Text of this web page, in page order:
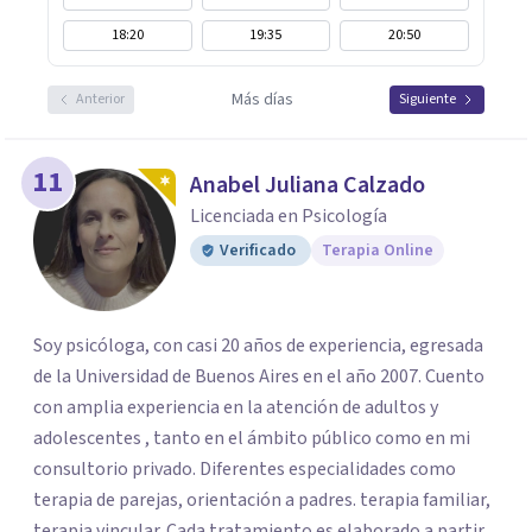
18:20
19:35 20:50
Anterior Más días Siguiente
11 Anabel Juliana Calzado
Licenciada en Psicología
Verificado Terapia Online
Soy psicóloga, con casi 20 años de experiencia, egresada
de la Universidad de Buenos Aires en el año 2007. Cuento
con amplia experiencia en la atención de adultos y
adolescentes , tanto en el ámbito público como en mi
consultorio privado. Diferentes especialidades como
terapia de parejas, orientación a padres. terapia familiar,